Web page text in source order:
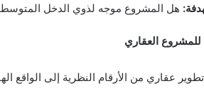
هل المشروع موجه لذوي الدخل
للمشروع العقاري
عقاري من الأرقام النظرية إلى الواقع